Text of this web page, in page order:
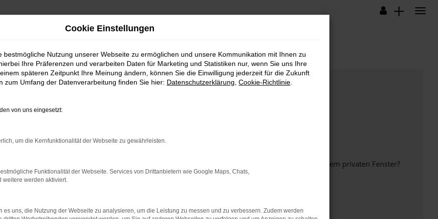
bestimmter Seiten verhindern. Funktioniert die Seite in einem anderen Browser oder in einem privaten Fenster?
beheben.
auf dem neuesten Stand sind.
kann auch dazu führen, dass bestimmte Funktionen nicht mehr unterstützt werden.
Cookie Einstellungen
bestmögliche Nutzung unserer Webseite zu ermöglichen und unsere Kommunikation mit Ihnen zu
Ihre Präferenzen und verarbeiten Daten für Marketing und Statistiken nur, wenn Sie uns Ihre
späteren Zeitpunkt Ihre Meinung ändern, können Sie die Einwilligung jederzeit für die Zukunft
zum Umfang der Datenverarbeitung finden Sie hier: Datenschutzerklärung Cookie-Richtlinie
von uns eingesetzt:
um die Kernfunktionalität der Webseite zu gewährleisten.
Funktionalität der Webseite. Services von Drittanbietern wie Google Maps, Chats,
weitere werden aktiviert.
es uns, die Nutzung der Webseite zu analysieren, um die Leistung zu messen und zu verbessern. Zudem werden